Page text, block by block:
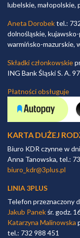
lubelskie, małopolskie,
Aneta Dorobektel.:
dolnośląskie,
warmińsko-mazurskie,
Składki członkowskie
ING Bank Śląski S. A.
Płatności obsługuje
KARTA DUŻEJ
Biuro KDR czynne w
Anna Tanowska, tel.:
biuro_kdr@3plus.pl
LINIA 3PLUS
Telefon przeznaczony
Jakub Panekśr. godz.
Katarzyna Malinowska
tel.: 732 988 451